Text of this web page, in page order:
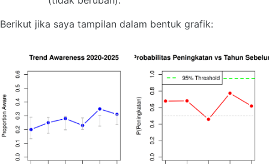
Berikut jika saya tampilan dalam bentuk grafik: